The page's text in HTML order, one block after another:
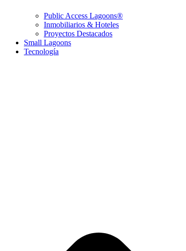
Public Access Lagoons®
Inmobiliarios & Hoteles
Proyectos Destacados
Small Lagoons
Tecnología